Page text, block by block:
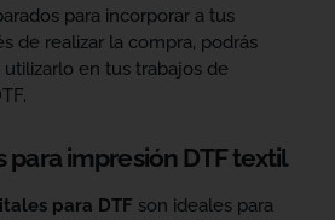
para incorporar a tus
de realizar la compra, podrás
en tus trabajos de
para impresión DTF textil
para DTF son ideales para